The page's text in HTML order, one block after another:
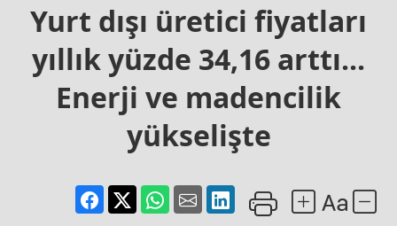
yıllık
yüzde
34,16
arttı...
madencilik
Yurt dışı üretici fiyatları
yıllık yüzde 34,16 arttı...
Enerji ve madencilik
yükselişte